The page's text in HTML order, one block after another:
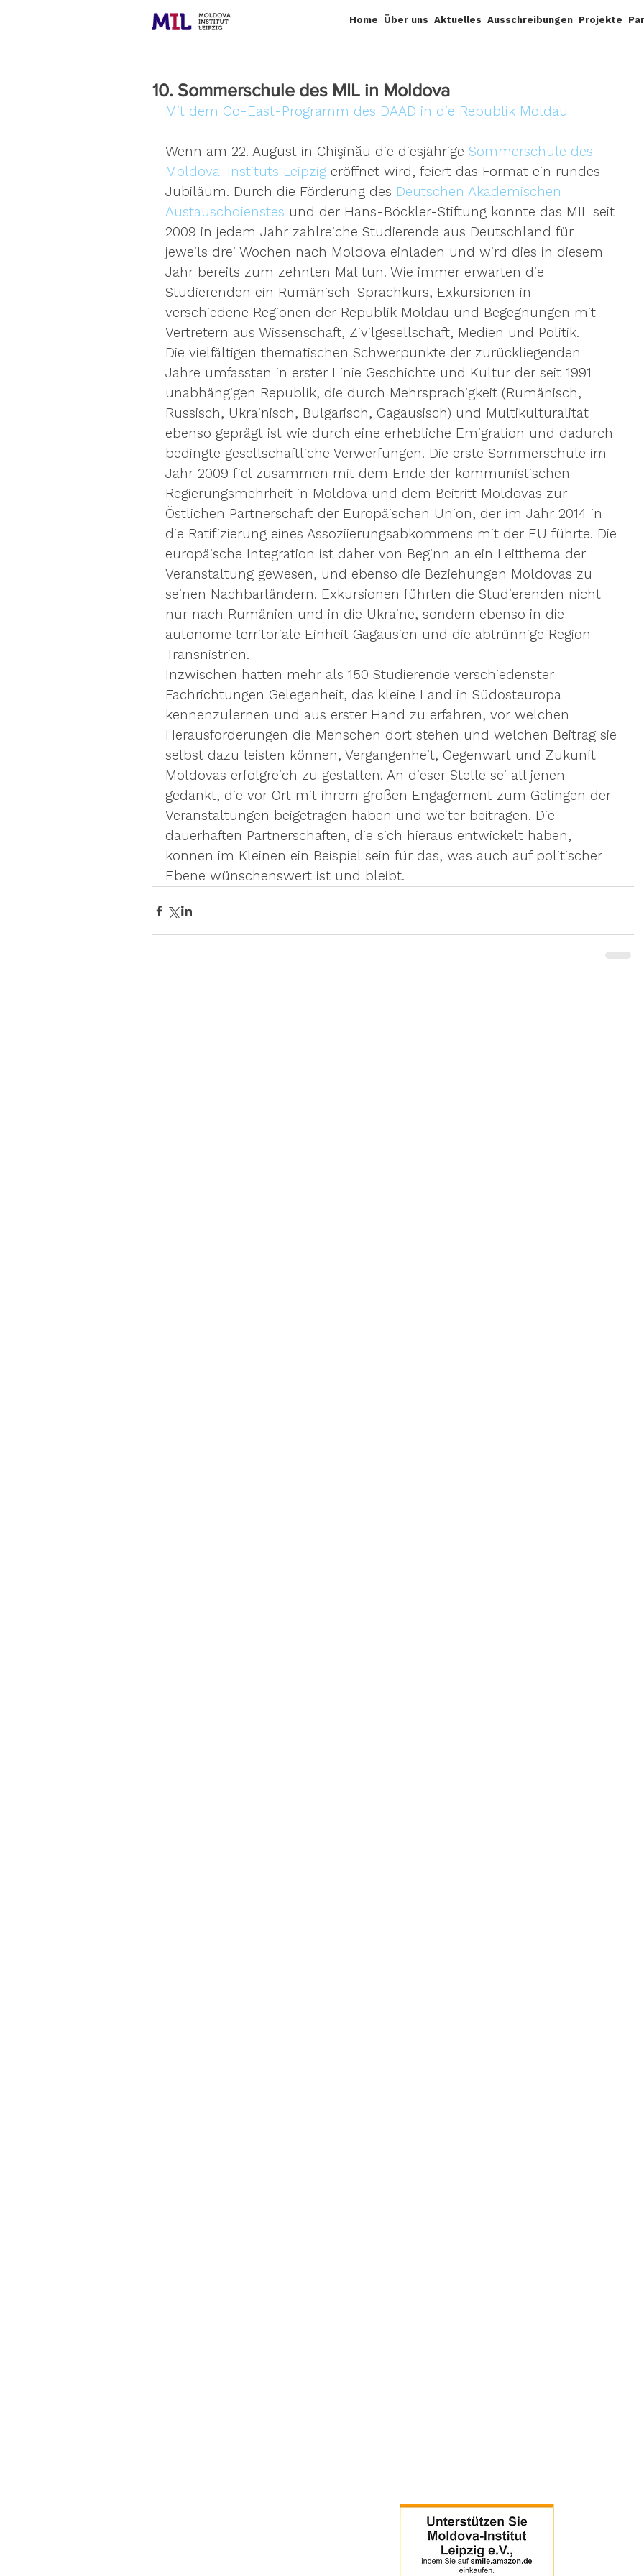
Home Über uns Aktuelles Ausschreibungen Projekte
10. Sommerschule des MIL in Moldova
Mit dem Go-East-Programm des DAAD in die Republik Moldau
Wenn am 22. August in Chişinău die diesjährige Sommerschule des
Moldova-Instituts Leipzig eröffnet wird, feiert das Format ein rundes
Jubiläum. Durch die Förderung des Deutschen Akademischen
Austauschdienstes und der Hans-Böckler-Stiftung konnte das MIL seit
2009 in jedem Jahr zahlreiche Studierende aus Deutschland für
jeweils drei Wochen nach Moldova einladen und wird dies in diesem
Jahr bereits zum zehnten Mal tun. Wie immer erwarten die
Studierenden ein Rumänisch-Sprachkurs, Exkursionen in
verschiedene Regionen der Republik Moldau und Begegnungen mit
Vertretern aus Wissenschaft, Zivilgesellschaft, Medien und Politik.
Die vielfältigen thematischen Schwerpunkte der zurückliegenden
Jahre umfassten in erster Linie Geschichte und Kultur der seit 1991
unabhängigen Republik, die durch Mehrsprachigkeit (Rumänisch,
Russisch, Ukrainisch, Bulgarisch, Gagausisch) und Multikulturalität
ebenso geprägt ist wie durch eine erhebliche Emigration und dadurch
bedingte gesellschaftliche Verwerfungen. Die erste Sommerschule im
Jahr 2009 fiel zusammen mit dem Ende der kommunistischen
Regierungsmehrheit in Moldova und dem Beitritt Moldovas zur
Östlichen Partnerschaft der Europäischen Union, der im Jahr 2014 in
die Ratifizierung eines Assoziierungsabkommens mit der EU führte. Die
europäische Integration ist daher von Beginn an ein Leitthema der
Veranstaltung gewesen, und ebenso die Beziehungen Moldovas zu
seinen Nachbarländern. Exkursionen führten die Studierenden nicht
nur nach Rumänien und in die Ukraine, sondern ebenso in die
autonome territoriale Einheit Gagausien und die abtrünnige Region
Transnistrien.
Inzwischen hatten mehr als 150 Studierende verschiedenster
Fachrichtungen Gelegenheit, das kleine Land in Südosteuropa
kennenzulernen und aus erster Hand zu erfahren, vor welchen
Herausforderungen die Menschen dort stehen und welchen Beitrag sie
selbst dazu leisten können, Vergangenheit, Gegenwart und Zukunft
Moldovas erfolgreich zu gestalten. An dieser Stelle sei all jenen
gedankt, die vor Ort mit ihrem großen Engagement zum Gelingen der
Veranstaltungen beigetragen haben und weiter beitragen. Die
dauerhaften Partnerschaften, die sich hieraus entwickelt haben,
können im Kleinen ein Beispiel sein für das, was auch auf politischer
Ebene wünschenswert ist und bleibt.